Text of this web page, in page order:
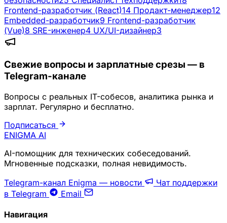
Frontend-разработчик (React)14 Продакт-менеджер12
Embedded-разработчик9 Frontend-разработчик
(Vue)8 SRE-инженер4 UX/UI-дизайнер3
Свежие вопросы и зарплатные срезы — в
Telegram-канале
Вопросы с реальных IT-собесов, аналитика рынка и
зарплат. Регулярно и бесплатно.
Подписаться
ENIGMA AI
AI-помощник для технических собеседований.
Мгновенные подсказки, полная невидимость.
Telegram-канал Enigma — новости
Чат поддержки
в Telegram
Email
Навигация